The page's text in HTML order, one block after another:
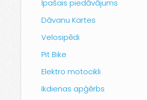
Īpašais piedāvājums
Dāvanu Kartes
Velosipēdi
Pit Bike
Elektro motocikli
Ikdienas apģērbs